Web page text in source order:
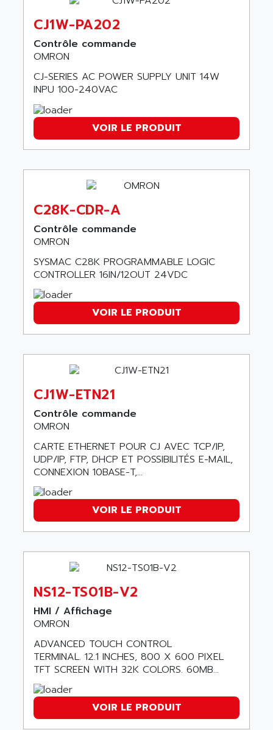
DIGITAX
BUC
RAC3
PANELVIEW 550
AXODYN
8200 VECTOR
GP2000 SERIE
SMARTDRIVE VF1000
NUMECOR
MINICOR
631
DBS
CQM1H
TP27
COMBIVERT S4
VSF
TI-305
DIAS
SMTBSI
MP
SIMATIC PC
DPH
SINUMERIK 820
SIMOREG K
ALIMENTATION
IRT
DIGIPLAN
TPD32
SIMATIC S5-95F
NUM 1040
AMKASYN
AMP DISPLAY
AMPEREX
AMPEX
AMPHENOL
AMPLICON
AMSAMOTION
AMX
ANAHEIM AUTOMATION
ANALOG
ANALOG DEVICES
ANALOGIC
ANALOX
ANCA
ANCAR
ANDERS ELECTRONICS
ANDERSON POWER PRODUCTS
ANDERSON-NEGELE
ANDRON
ANELEC
ANILAM
ANIME
ANIOS
ANKER
ANSELL
ANSMANN
ANTEC
ANTEK INSTRUMENTS
ANUVA TECHNOLOGIES
AOIP
CJ1W-PA202
Contrôle commande
OMRON
CJ-SERIES AC POWER SUPPLY UNIT 14W
INPU 100-240VAC
VOIR LE PRODUIT
C28K-CDR-A
Contrôle commande
OMRON
SYSMAC C28K PROGRAMMABLE LOGIC
CONTROLLER 16IN/12OUT 24VDC
VOIR LE PRODUIT
CJ1W-ETN21
Contrôle commande
OMRON
CARTE ETHERNET POUR CJ AVEC TCP/IP,
UDP/IP, FTP, DHCP ET POSSIBILITÉS E-MAIL,
CONNEXION 10BASE-T,...
VOIR LE PRODUIT
NS12-TS01B-V2
HMI / Affichage
OMRON
ADVANCED TOUCH CONTROL
TERMINAL. 12.1 INCHES, 800 X 600 PIXEL
TFT SCREEN WITH 32K COLORS. 60MB...
VOIR LE PRODUIT